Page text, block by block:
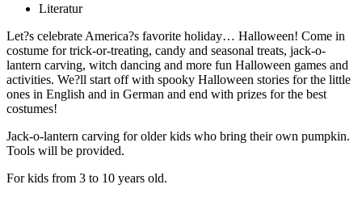
Literatur
Let?s celebrate America?s favorite holiday… Halloween! Come in
costume for trick-or-treating, candy and seasonal treats, jack-o-
lantern carving, witch dancing and more fun Halloween games and
activities. We?ll start off with spooky Halloween stories for the little
ones in English and in German and end with prizes for the best
costumes!
Jack-o-lantern carving for older kids who bring their own pumpkin.
Tools will be provided.
For kids from 3 to 10 years old.